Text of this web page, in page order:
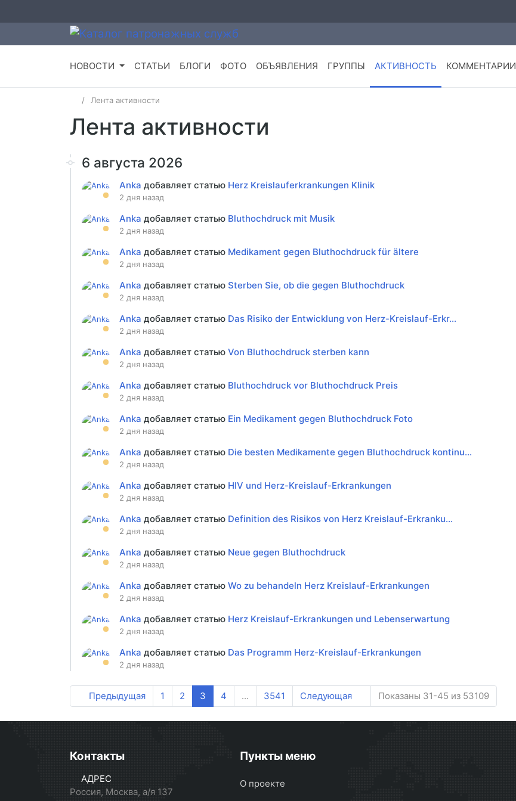
НОВОСТИ СТАТЬИ БЛОГИ ФОТО ОБЪЯВЛЕНИЯ ГРУППЫ АКТИВНОСТЬ КОММЕНТАРИИ
Лента активности
Лента активности
6 августа 2026
Anka добавляет статью Herz Kreislauferkrankungen Klinik
2 дня назад
Anka добавляет статью Bluthochdruck mit Musik
2 дня назад
Anka добавляет статью Medikament gegen Bluthochdruck für ältere
2 дня назад
Anka добавляет статью Sterben Sie, ob die gegen Bluthochdruck
2 дня назад
Anka добавляет статью Das Risiko der Entwicklung von Herz-Kreislauf-Erkr...
2 дня назад
Anka добавляет статью Von Bluthochdruck sterben kann
2 дня назад
Anka добавляет статью Bluthochdruck vor Bluthochdruck Preis
2 дня назад
Anka добавляет статью Ein Medikament gegen Bluthochdruck Foto
2 дня назад
Anka добавляет статью Die besten Medikamente gegen Bluthochdruck kontinu...
2 дня назад
Anka добавляет статью HIV und Herz-Kreislauf-Erkrankungen
2 дня назад
Anka добавляет статью Definition des Risikos von Herz Kreislauf-Erkranku...
2 дня назад
Anka добавляет статью Neue gegen Bluthochdruck
2 дня назад
Anka добавляет статью Wo zu behandeln Herz Kreislauf-Erkrankungen
2 дня назад
Anka добавляет статью Herz Kreislauf-Erkrankungen und Lebenserwartung
2 дня назад
Anka добавляет статью Das Programm Herz-Kreislauf-Erkrankungen
2 дня назад
Предыдущая 1 2 3 4 ... 3541 Следующая Показаны 31-45 из 53109
Контакты
АДРЕС
Россия, Москва, а/я 137
Пункты меню
О проекте